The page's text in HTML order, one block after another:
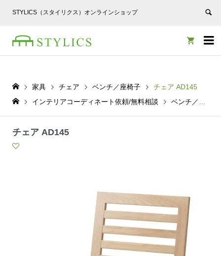
STYLICS（スタイリクス）オンラインショップ


家具 チェア ベンチ／座椅子
チェア AD145
インテリアコーディネート依頼/無料相談
ベンチ／座椅子
チェア AD145